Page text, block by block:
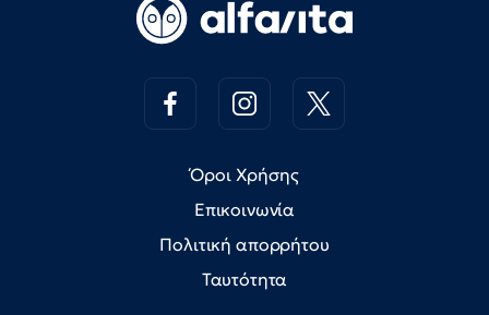
Όροι Χρήσης
Επικοινωνία
Πολιτική απορρήτου
Ταυτότητα